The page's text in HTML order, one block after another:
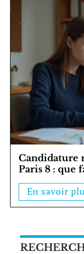
Candidature
Paris 8 : que
En savoir